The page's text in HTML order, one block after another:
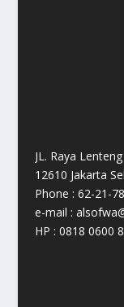
JL. Raya
12610 Jakarta
Phone : 62-21-
e-mail :
HP : 0818 0600